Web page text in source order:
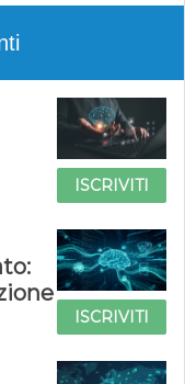
ISCRIVITI
ISCRIVITI